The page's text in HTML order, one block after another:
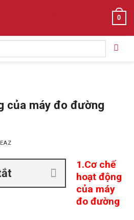
0
của máy đo đường
1.Cơ chế
hoạt động
của máy
đo đường